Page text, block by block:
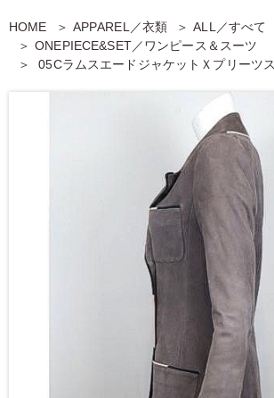
HOME APPAREL／衣類
ALL／すべて
ONEPIECE&SET／ワンピース＆スーツ
05CラムスエードジャケットＸプリーツ